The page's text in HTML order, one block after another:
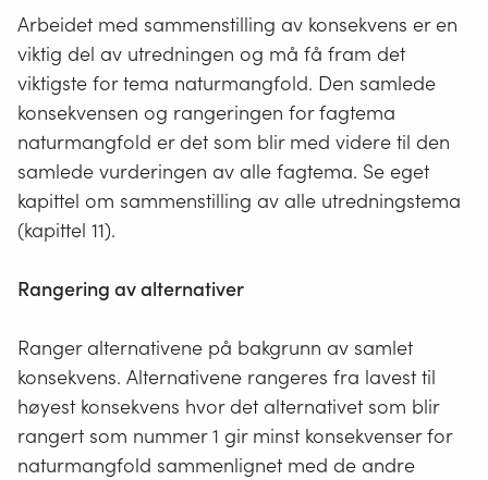
Middels negativ
konsekvens
254, 192,
45
#FEC02D
Noe negativ konsekvens
55
Ubetydelig konsekvens
251, 255,
255
#FBFFFF
Positiv konsekvens
Stor positiv konsekvens
Lukk
Arbeidet med sammenstilling av konsekvens er en
viktig del av utredningen og må få fram det
viktigste for tema naturmangfold. Den samlede
konsekvensen og rangeringen for fagtema
naturmangfold er det som blir med videre til den
samlede vurderingen av alle fagtema. Se eget
kapittel om sammenstilling av alle utredningstema
(kapittel 11).
Rangering av alternativer
Ranger alternativene på bakgrunn av samlet
konsekvens. Alternativene rangeres fra lavest til
høyest konsekvens hvor det alternativet som blir
rangert som nummer 1 gir minst konsekvenser for
naturmangfold sammenlignet med de andre